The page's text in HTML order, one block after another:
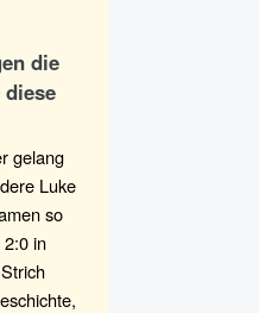
die
gelang
Luke
so
in